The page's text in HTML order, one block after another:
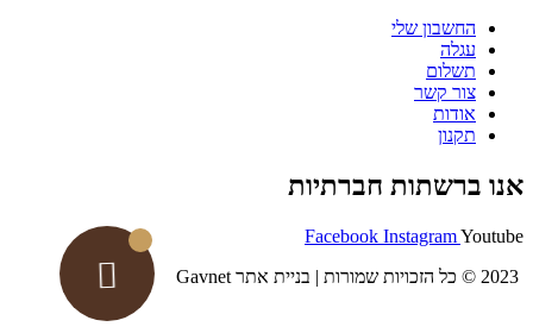
החשבון שלי
עגלה
תשלום
צור קשר
אודות
תקנון
אנו ברשתות חברתיות
Facebook InstagramYoutube